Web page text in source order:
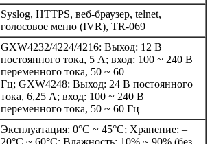
Syslog, HTTPS, веб-браузер, telnet,
голосовое меню (IVR), TR-069
GXW4232/4224/4216: Выход: 12 В
постоянного тока, 5 А; вход: 100 ~ 240 В
переменного тока, 50 ~ 60
Гц; GXW4248: Выход: 24 В постоянного
тока, 6,25 А; вход: 100 ~ 240 В
переменного тока, 50 ~ 60 Гц
Эксплуатация: 0°C ~ 45°C; Хранение: –
20°C ~ 60°C; Влажность: 10% ~ 90% (без